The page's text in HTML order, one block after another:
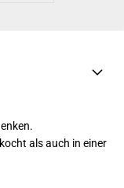
als auch in einer